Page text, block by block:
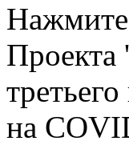
Проекта
на